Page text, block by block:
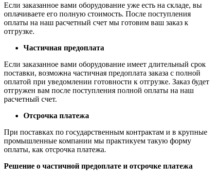
Если заказанное вами оборудование уже есть на складе, вы
оплачиваете его полную стоимость. После поступления
оплаты на наш расчетный счет мы готовим ваш заказ к
отгрузке.
Частичная предоплата
Если заказанное вами оборудование имеет длительный срок
поставки, возможна частичная предоплата заказа с полной
оплатой при уведомлении готовности к отгрузке. Заказ будет
отгружен вам после поступления полной оплаты на наш
расчетный счет.
Отсрочка платежа
При поставках по государственным контрактам и в крупные
промышленные компании мы практикуем такую форму
оплаты, как отсрочка платежа.
Решение о частичной предоплате и отсрочке платежа